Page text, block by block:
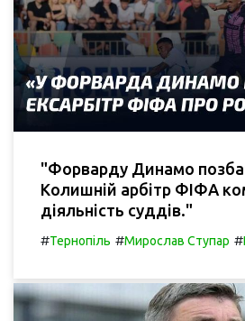
"Форварду Динамо
Колишній арбітр ФІФА
діяльність суддів."
#Тернопіль #Мирослав Ступар #